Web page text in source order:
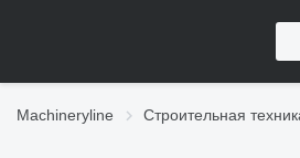
Machineryline Строительная